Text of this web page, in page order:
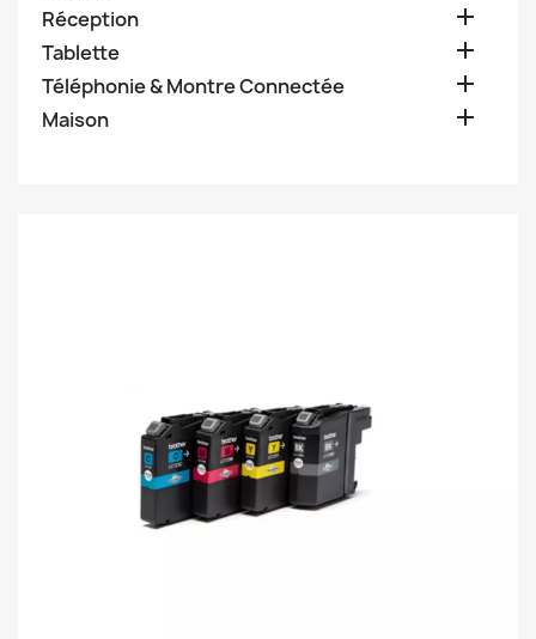
Réception 
Tablette 
Téléphonie & Montre Connectée 
Maison 